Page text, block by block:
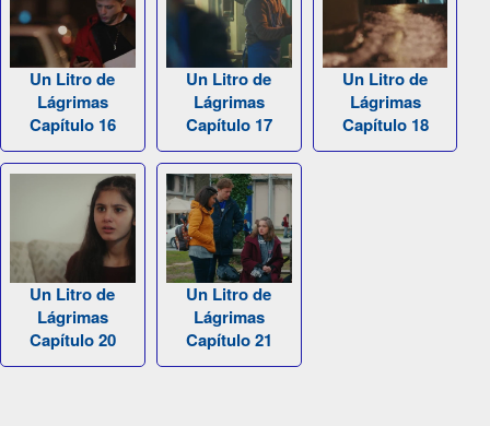
Un Litro de
Lágrimas
Capítulo 16
Un Litro de
Lágrimas
Capítulo 17
Un Litro de
Lágrimas
Capítulo 18
Un Litro de
Lágrimas
Capítulo 20
Un Litro de
Lágrimas
Capítulo 21